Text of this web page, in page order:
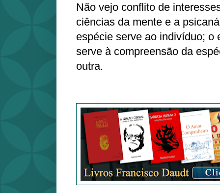
Não vejo conflito de
ciências da mente e a
espécie serve ao indivíduo; o
serve à compreensão da
outra.